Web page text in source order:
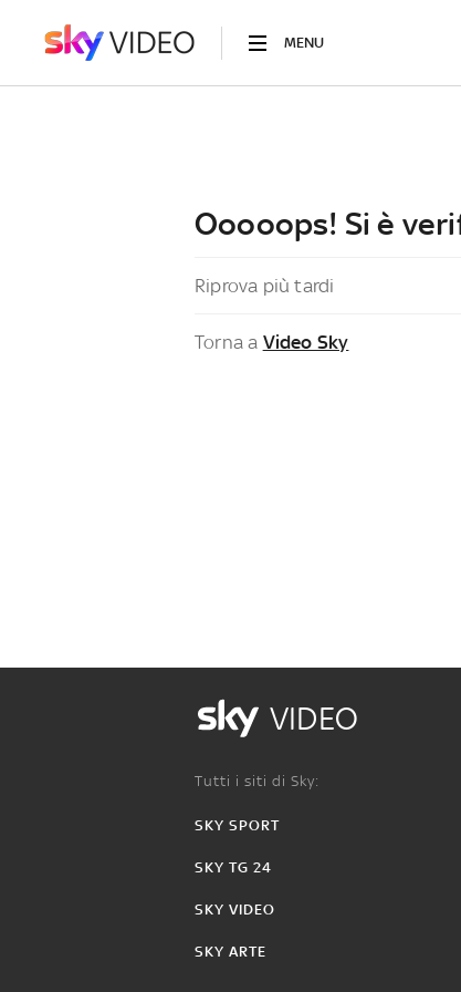
MENU
Ooooops! Si è
Riprova più tardi
Torna a Video Sky
VIDEO
Tutti i siti di Sky:
SKY SPORT
SKY TG 24
SKY VIDEO
SKY ARTE